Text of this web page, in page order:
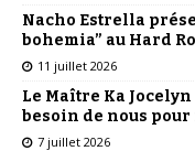
Nacho Estrella
bohemia” au Hard
11 juillet 2026
Le Maître Ka
besoin de nous
7 juillet 2026